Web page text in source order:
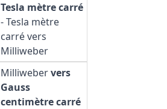
Tesla mètre carré
-Tesla mètre
carré vers
Milliweber
Milliwebervers
Gauss
centimètre carré